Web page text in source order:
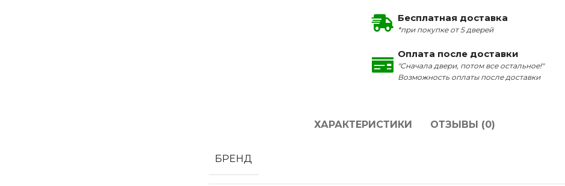
Бесплатная доставка
*при покупке от 5 дверей
Оплата после доставки
"Сначала двери, потом все остальное!"
Возможность оплаты после доставки
ХАРАКТЕРИСТИКИ ОТЗЫВЫ (0)
БРЕНД